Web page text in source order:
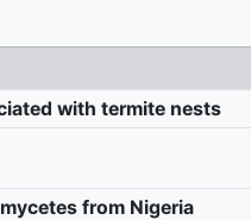
with termite nests
from Nigeria